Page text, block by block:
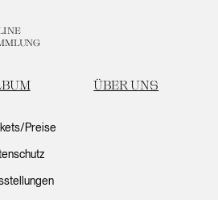
ÜBER UNS
Preise